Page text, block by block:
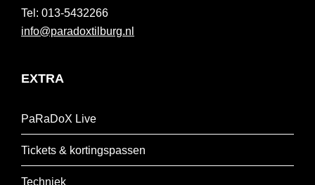
013-5432266
info@paradoxtilburg.nl
EXTRA
PaRaDoX Live
Tickets & kortingspassen
Techniek